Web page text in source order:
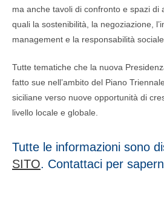
ma anche tavoli di confronto e spazi di
quali la sostenibilità, la negoziazione,
management e la responsabilità
Tutte tematiche che la nuova
fatto sue nell’ambito del Piano
siciliane verso nuove opportunità di
livello locale e globale.
Tutte le informazioni sono
SITO. Contattaci per